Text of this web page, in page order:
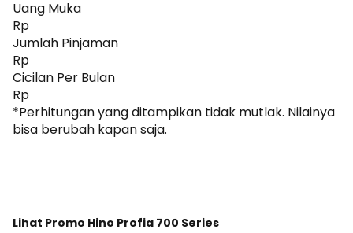
Uang Muka
Rp
Jumlah Pinjaman
Rp
Cicilan Per Bulan
Rp
*Perhitungan yang ditampikan tidak mutlak. Nilainya
bisa berubah kapan saja.
Lihat Promo Hino Profia 700 Series